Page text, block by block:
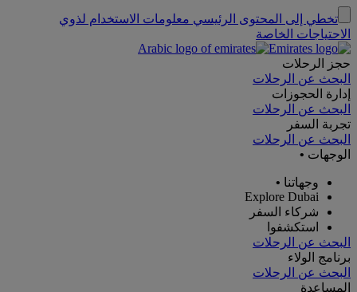
تخطي إلى المحتوى الرئيسي معلومات الاستخدام لذوي
الاحتياجات الخاصة
حجز الرحلات
البحث عن الرحلات
إدارة الحجوزات
البحث عن الرحلات
تجربة السفر
البحث عن الرحلات
الوجهات •
وجهاتنا •
Explore Dubai
شركاء السفر
استكشفوا
البحث عن الرحلات
برنامج الولاء
البحث عن الرحلات
المساعدة